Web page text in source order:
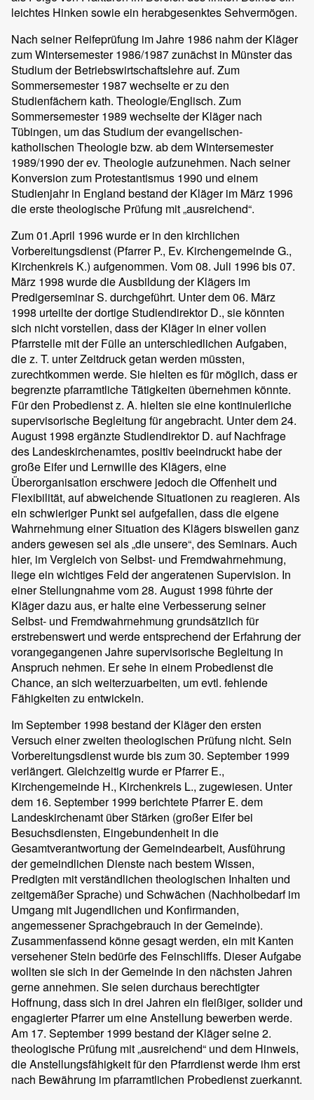
leichtes Hinken sowie ein herabgesenktes Sehvermögen.
Nach seiner Reifeprüfung im Jahre 1986 nahm der Kläger
zum Wintersemester 1986/1987 zunächst in Münster das
Studium der Betriebswirtschaftslehre auf. Zum
Sommersemester 1987 wechselte er zu den
Studienfächern kath. Theologie/Englisch. Zum
Sommersemester 1989 wechselte der Kläger nach
Tübingen, um das Studium der evangelischen-
katholischen Theologie bzw. ab dem Wintersemester
1989/1990 der ev. Theologie aufzunehmen. Nach seiner
Konversion zum Protestantismus 1990 und einem
Studienjahr in England bestand der Kläger im März 1996
die erste theologische Prüfung mit „ausreichend“.
Zum 01.April 1996 wurde er in den kirchlichen
Vorbereitungsdienst (Pfarrer P., Ev. Kirchengemeinde G.,
Kirchenkreis K.) aufgenommen. Vom 08. Juli 1996 bis 07.
März 1998 wurde die Ausbildung der Klägers im
Predigerseminar S. durchgeführt. Unter dem 06. März
1998 urteilte der dortige Studiendirektor D., sie könnten
sich nicht vorstellen, dass der Kläger in einer vollen
Pfarrstelle mit der Fülle an unterschiedlichen Aufgaben,
die z. T. unter Zeitdruck getan werden müssten,
zurechtkommen werde. Sie hielten es für möglich, dass er
begrenzte pfarramtliche Tätigkeiten übernehmen könnte.
Für den Probedienst z. A. hielten sie eine kontinuierliche
supervisorische Begleitung für angebracht. Unter dem 24.
August 1998 ergänzte Studiendirektor D. auf Nachfrage
des Landeskirchenamtes, positiv beeindruckt habe der
große Eifer und Lernwille des Klägers, eine
Überorganisation erschwere jedoch die Offenheit und
Flexibilität, auf abweichende Situationen zu reagieren. Als
ein schwieriger Punkt sei aufgefallen, dass die eigene
Wahrnehmung einer Situation des Klägers bisweilen ganz
anders gewesen sei als „die unsere“, des Seminars. Auch
hier, im Vergleich von Selbst- und Fremdwahrnehmung,
liege ein wichtiges Feld der angeratenen Supervision. In
einer Stellungnahme vom 28. August 1998 führte der
Kläger dazu aus, er halte eine Verbesserung seiner
Selbst- und Fremdwahrnehmung grundsätzlich für
erstrebenswert und werde entsprechend der Erfahrung der
vorangegangenen Jahre supervisorische Begleitung in
Anspruch nehmen. Er sehe in einem Probedienst die
Chance, an sich weiterzuarbeiten, um evtl. fehlende
Fähigkeiten zu entwickeln.
Im September 1998 bestand der Kläger den ersten
Versuch einer zweiten theologischen Prüfung nicht. Sein
Vorbereitungsdienst wurde bis zum 30. September 1999
verlängert. Gleichzeitig wurde er Pfarrer E.,
Kirchengemeinde H., Kirchenkreis L., zugewiesen. Unter
dem 16. September 1999 berichtete Pfarrer E. dem
Landeskirchenamt über Stärken (großer Eifer bei
Besuchsdiensten, Eingebundenheit in die
Gesamtverantwortung der Gemeindearbeit, Ausführung
der gemeindlichen Dienste nach bestem Wissen,
Predigten mit verständlichen theologischen Inhalten und
zeitgemäßer Sprache) und Schwächen (Nachholbedarf im
Umgang mit Jugendlichen und Konfirmanden,
angemessener Sprachgebrauch in der Gemeinde).
Zusammenfassend könne gesagt werden, ein mit Kanten
versehener Stein bedürfe des Feinschliffs. Dieser Aufgabe
wollten sie sich in der Gemeinde in den nächsten Jahren
gerne annehmen. Sie seien durchaus berechtigter
Hoffnung, dass sich in drei Jahren ein fleißiger, solider und
engagierter Pfarrer um eine Anstellung bewerben werde.
Am 17. September 1999 bestand der Kläger seine 2.
theologische Prüfung mit „ausreichend“ und dem Hinweis,
die Anstellungsfähigkeit für den Pfarrdienst werde ihm erst
nach Bewährung im pfarramtlichen Probedienst zuerkannt.